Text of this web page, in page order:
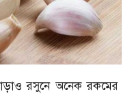
রসুনে অনেক রকমের